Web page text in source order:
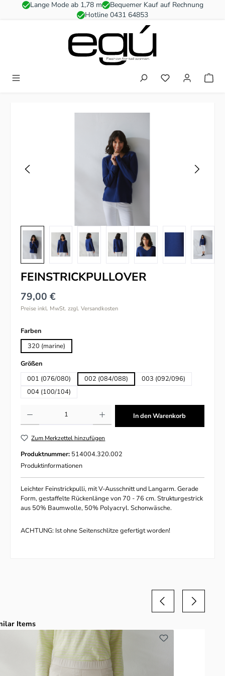
Zum Hauptinhalt springen
Lange Mode ab 1,78 m
Bequemer Kauf auf Rechnung
Hotline 0431 64853
Du hast 0
FEINSTRICKPULLOVER
79,00 €
Preise inkl. MwSt. zzgl. Versandkosten
Farbenauswählen
320 (marine)
Größenauswählen
001 (076/080)
002 (084/088)
003 (092/096)
004 (100/104)
In den Warenkorb
Zum Merkzettel hinzufügen
Produktnummer: 514004.320.002
Produktinformationen
Leichter Feinstrickpulli, mit V-Ausschnitt und Langarm. Gerade
Form, gestaffelte Rückenlänge von 70 - 76 cm. Strukturgestrick
aus 50% Baumwolle, 50% Polyacryl. Schonwäsche.
ACHTUNG: Ist ohne Seitenschlitze gefertigt worden!
überspringen
Items